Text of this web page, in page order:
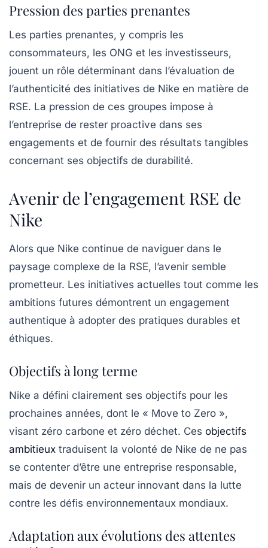
Pression des parties prenantes
Les parties prenantes, y compris les
consommateurs, les ONG et les investisseurs,
jouent un rôle déterminant dans l’évaluation de
l’authenticité des initiatives de Nike en matière de
RSE. La pression de ces groupes impose à
l’entreprise de rester proactive dans ses
engagements et de fournir des résultats tangibles
concernant ses objectifs de durabilité.
Avenir de l’engagement RSE de
Nike
Alors que Nike continue de naviguer dans le
paysage complexe de la RSE, l’avenir semble
prometteur. Les initiatives actuelles tout comme les
ambitions futures démontrent un engagement
authentique à adopter des pratiques durables et
éthiques.
Objectifs à long terme
Nike a défini clairement ses objectifs pour les
prochaines années, dont le « Move to Zero »,
visant zéro carbone et zéro déchet. Ces objectifs
ambitieux traduisent la volonté de Nike de ne pas
se contenter d’être une entreprise responsable,
mais de devenir un acteur innovant dans la lutte
contre les défis environnementaux mondiaux.
Adaptation aux évolutions des attentes